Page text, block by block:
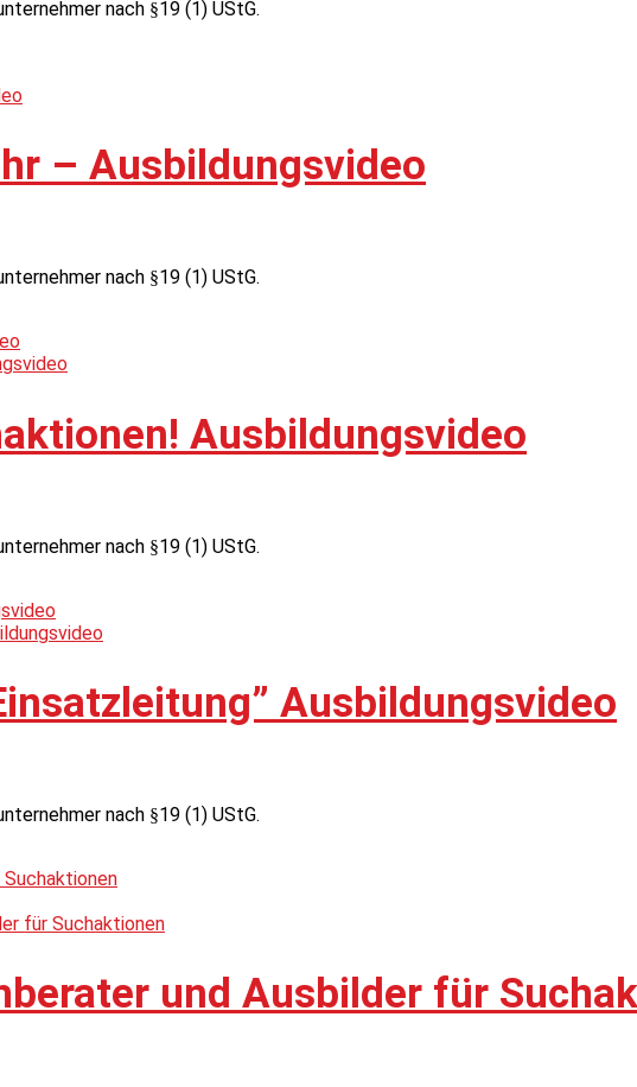
nach §19 (1) UStG.
– Ausbildungsvideo
nach §19 (1) UStG.
Ausbildungsvideo
nach §19 (1) UStG.
Ausbildungsvideo
nach §19 (1) UStG.
und Ausbilder für